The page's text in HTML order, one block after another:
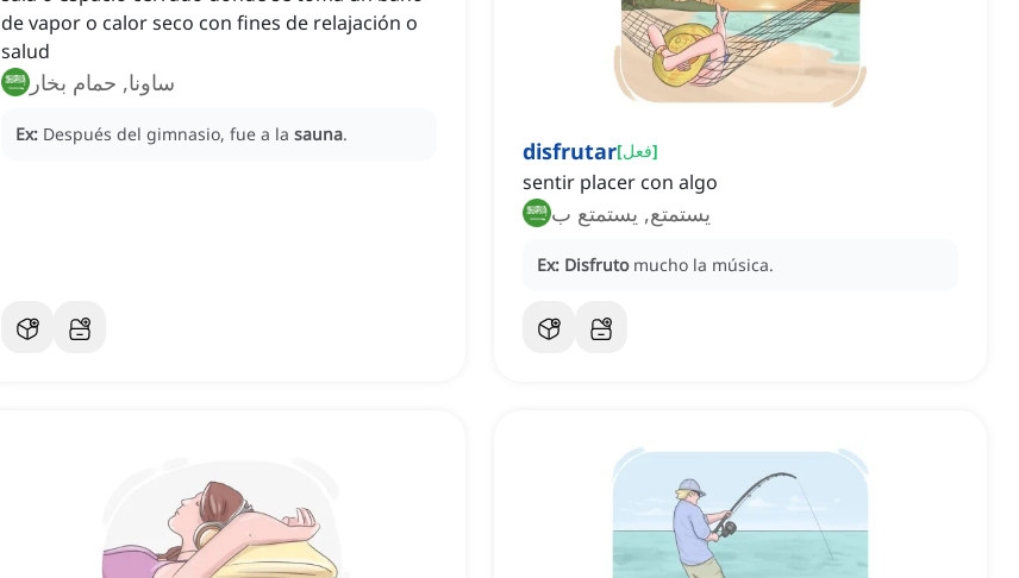
de vapor o calor seco con fines de relajación o
salud
ساونا, حمام بخار
Ex: Después del gimnasio, fue a la sauna.
disfrutar[فعل]
sentir placer con algo
يستمتع, يستمتع ب
Ex: Disfruto mucho la música.